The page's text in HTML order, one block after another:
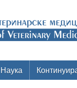
Наука